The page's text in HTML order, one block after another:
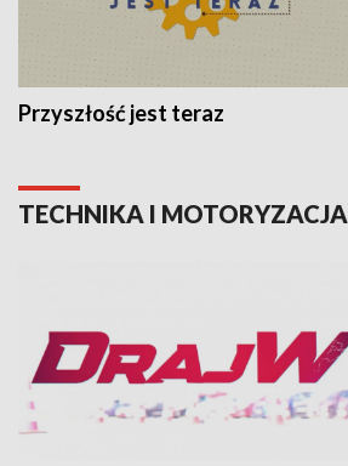
Przyszłość jest teraz
TECHNIKA I MOTORYZACJA